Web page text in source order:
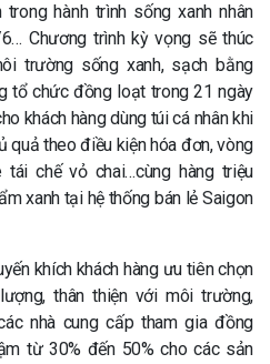
hành trình sống xanh nhân
Chương trình kỳ vọng sẽ thúc
trường sống xanh, sạch bằng
tổ chức đồng loạt trong 21 ngày
khách hàng dùng túi cá nhân khi
quả theo điều kiện hóa đơn, vòng
tái chế vỏ chai…cùng hàng triệu
xanh tại hệ thống bán lẻ Saigon
khích khách hàng ưu tiên chọn
thân thiện với môi trường,
nhà cung cấp tham gia đồng
từ 30% đến 50% cho các sản